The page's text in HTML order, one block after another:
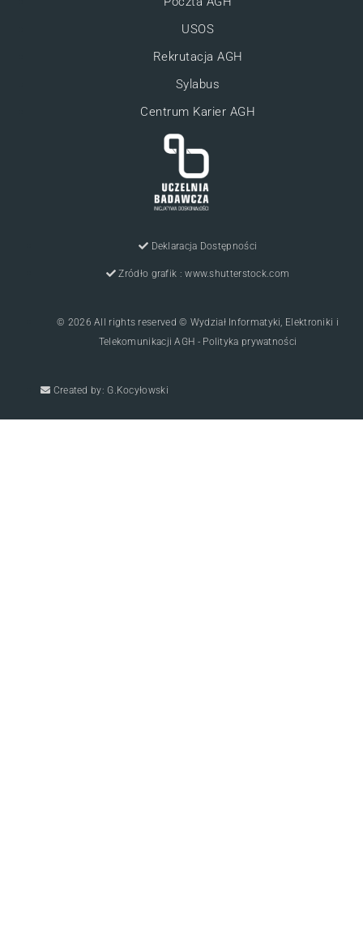
USOS
Rekrutacja AGH
Sylabus
Centrum Karier AGH
Deklaracja Dostępności
Zródło grafik : www.shutterstock.com
© 2026 All rights reserved © Wydział Informatyki, Elektroniki i
Telekomunikacji AGH - Polityka prywatności
Created by: G.Kocyłowski